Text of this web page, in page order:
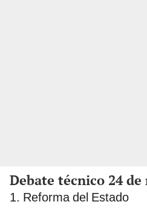
Debate técnico 24
1. Reforma del Estado